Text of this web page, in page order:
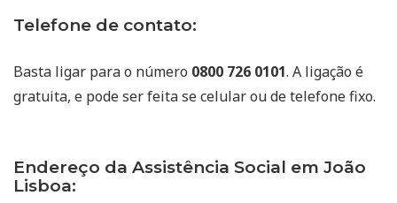
Telefone de contato:
Basta ligar para o número 0800 726 0101. A ligação é
gratuita, e pode ser feita se celular ou de telefone fixo.
Endereço da Assistência Social em João
Lisboa: